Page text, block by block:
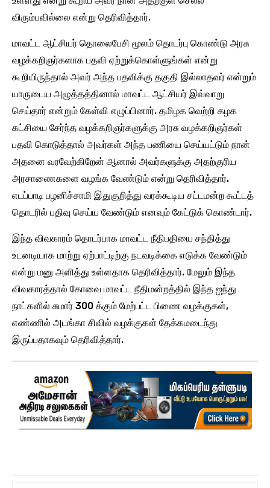
விரும்பவில்லை என்று தெரிவித்தார்.
மாவட்ட ஆட்சியர் தொலைபேசி மூலம் தொடர்பு கொண்டு அரசு
வழக்கறிஞர்களாக பதவி ஏற்றுக்கொள்ளுங்கள் என்று
கூறியிருந்தால் அவர் அந்த பதவிக்கு தகுதி இல்லாதவர் என்றும்
யாருடைய அழுத்தத்தினால் மாவட்ட ஆட்சியர் இவ்வாறு
செய்தார் என்றும் கேள்வி எழுப்பினார். தமிழக வெற்றி கழக
கட்சியை சேர்ந்த வழக்கறிஞர்களுக்கு அரசு வழக்கறிஞர்கள்
பதவி கொடுத்தால் அவர்கள் அந்த பணியை செய்யட்டும் நான்
அதனை வரவேற்கிறேன் ஆனால் அவர்களுக்கு அதற்குரிய
அரசாணைகளை வழங்க வேண்டும் என்று தெரிவித்தார்.
எடப்பாடி பழனிச்சாமி இதுகுறித்து வரக்கூடிய சட்டமன்ற கூட்டத்
தொடரில் பதிவு செய்ய வேண்டும் எனவும் கேட்டுக் கொண்டார்.
இந்த விவகாரம் தொடர்பாக மாவட்ட நீதிபதியை சந்தித்து
உடனடியாக மாற்று ஏற்பாட்டிற்கு நடவடிக்கை எடுக்க வேண்டும்
என்று மனு அளித்து உள்ளதாக தெரிவித்தார். மேலும் இந்த
விவகாரத்தால் கோவை மாவட்ட நீதிமன்றத்தில் இந்த ஐந்து
நாட்களில் சுமார் 300 க்கும் மேற்பட்ட பிணை வழக்குகள்,
எண்ணில் அடங்கா சிவில் வழக்குகள் தேக்கமடைந்து
இருப்பதாகவும் தெரிவித்தார்.